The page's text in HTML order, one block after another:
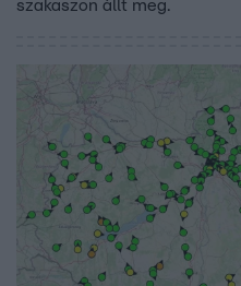
szakaszon állt meg.